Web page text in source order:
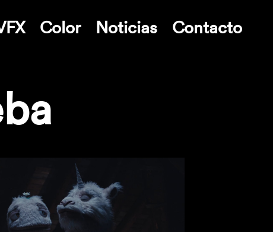
Color Noticias Contacto